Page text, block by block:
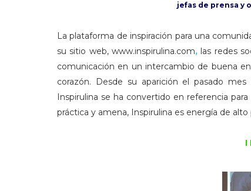
jefas de prensa y
La plataforma de inspiración para una
su sitio web, www.inspirulina.com, las redes
comunicación en un intercambio de buena
corazón. Desde su aparición el pasado
Inspirulina se ha convertido en referencia
práctica y amena, Inspirulina es energía de
I